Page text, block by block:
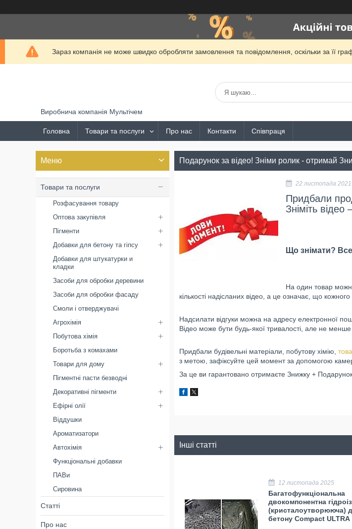
Зараз компанія не може швидко обробляти замовлення та повідомлення, оскільки за її
Виробнича компанія Мультічем
Головна Товари та послуги Про нас Контакти Співпраця
Подарунок за відео! Зніми ролик - отримай
22 листопада 2021
Придбали
Зніміть
Що знімати?
На один товар
кількості надісланих відео, а це означає, що
Надсилати відгуки можна на адресу електронної
Відео може бути будь-якої тривалості, але не менше
Придбали будівельні матеріали, побутову хімію,
з метою, зафіксуйте цей момент за допомогою
За це ви гарантовано отримаєте Знижку +
Інші статті
12 листопада 2025
Багатофункціональна
двокомпонентна
(кристалоутворююча)
бетону Compact ULTRA
Товари та послуги
Розфасування товару
Оптова закупівля
Пігменти
Добавки для бетону та гіпсу
Добавки для штукатурки и
кладки
Засоби для обробки деревини
Засоби для обробки фасаду
Смоли і отверджувачі
Агрохімія
Побутова хімія
Боротьба з комахами
Товари для дому
Пігментні пасти безводні
Декоративні пігменти
Ефірні олії
Віддушки
Ароматизатори
Автохімія
Функціональні добавки
ПАВи
Сировина
Статті
Про нас